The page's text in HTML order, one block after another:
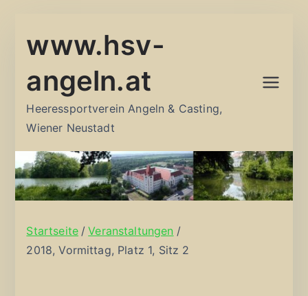
Inhalt
www.hsv-
angeln.at
Heeressportverein Angeln & Casting,
Wiener Neustadt
Startseite
Veranstaltungen
2018, Vormittag, Platz 1, Sitz 2